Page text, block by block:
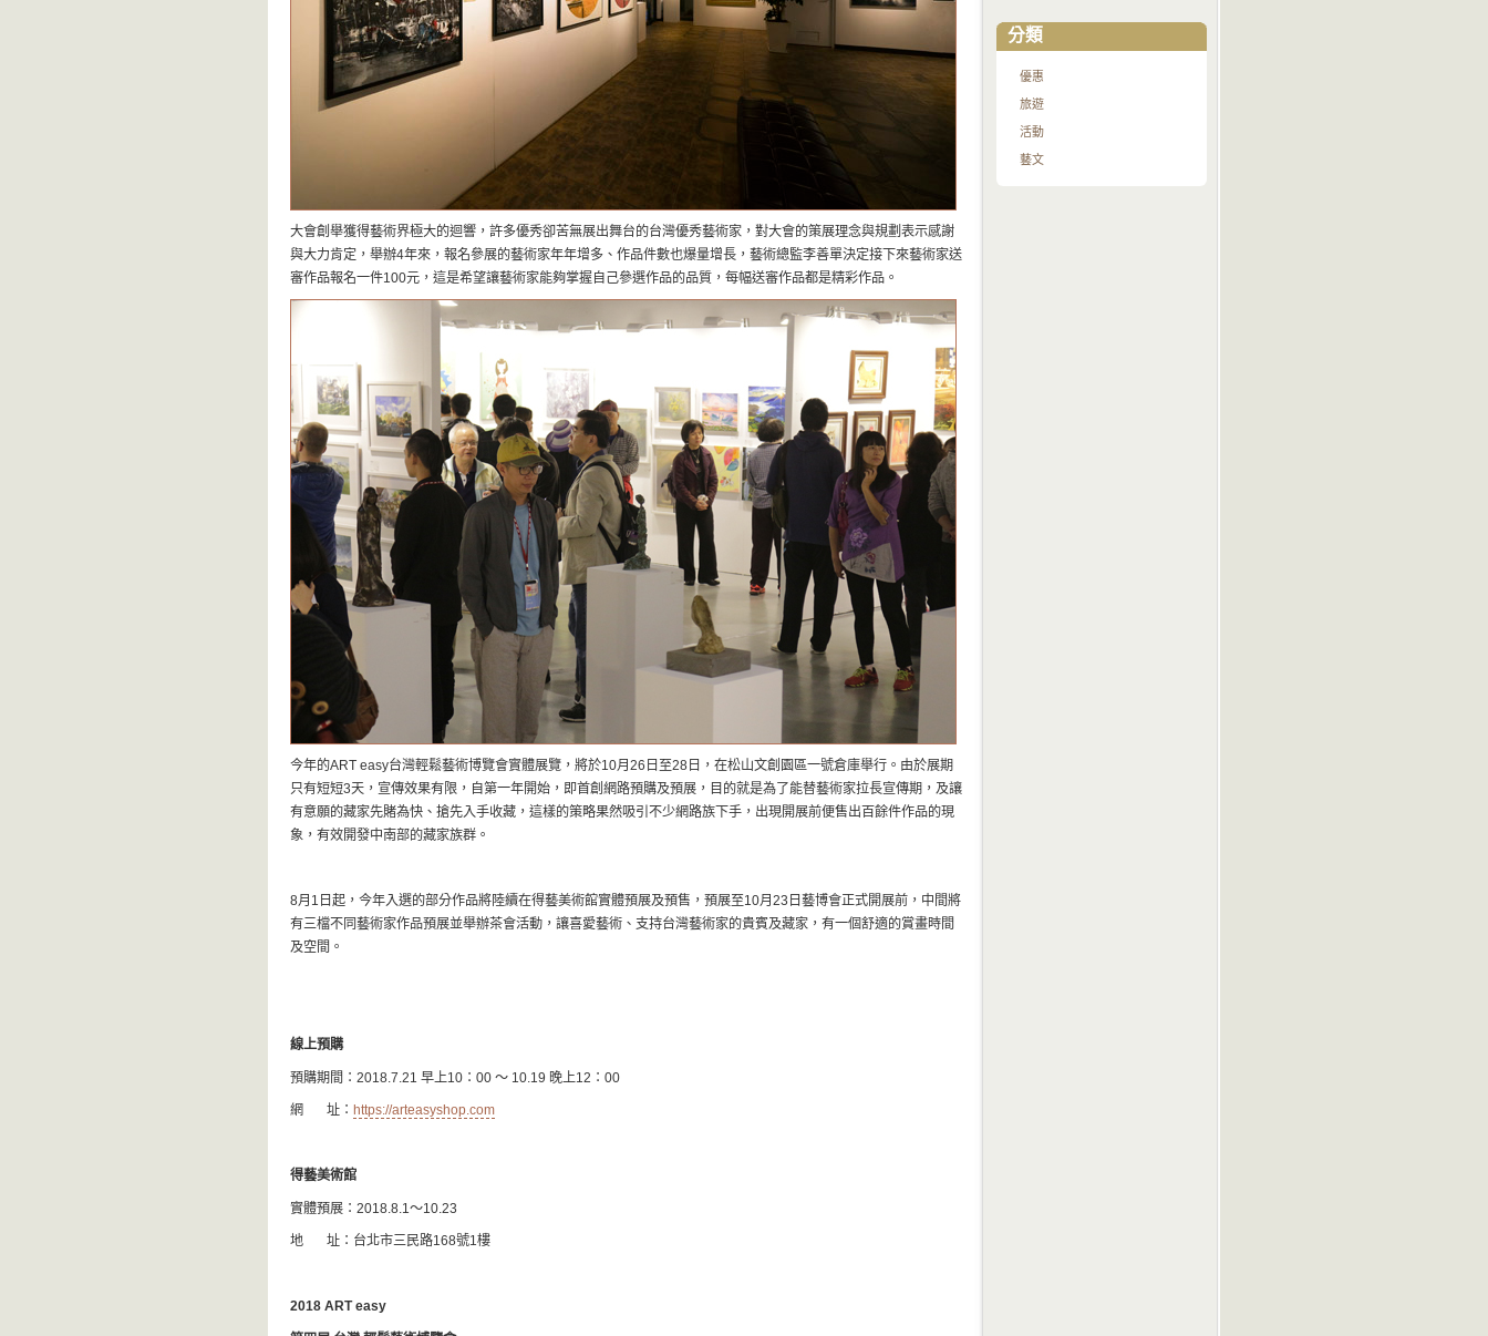
大會創舉獲得藝術界極大的迴響，許多優秀卻苦無展出舞台的台灣優秀藝術家，對大會的策展理念與規劃表示感謝
與大力肯定，舉辦4年來，報名參展的藝術家年年增多、作品件數也爆量增長，藝術總監李善單決定接下來藝術家送
審作品報名一件100元，這是希望讓藝術家能夠掌握自己參選作品的品質，每幅送審作品都是精彩作品。
今年的ART easy台灣輕鬆藝術博覽會實體展覽，將於10月26日至28日，在松山文創園區一號倉庫舉行。由於展期
只有短短3天，宣傳效果有限，自第一年開始，即首創網路預購及預展，目的就是為了能替藝術家拉長宣傳期，及讓
有意願的藏家先賭為快、搶先入手收藏，這樣的策略果然吸引不少網路族下手，出現開展前便售出百餘件作品的現
象，有效開發中南部的藏家族群。
8月1日起，今年入選的部分作品將陸續在得藝美術館實體預展及預售，預展至10月23日藝博會正式開展前，中間將
有三檔不同藝術家作品預展並舉辦茶會活動，讓喜愛藝術、支持台灣藝術家的貴賓及藏家，有一個舒適的賞畫時間
及空間。
線上預購
預購期間：2018.7.21 早上10：00 ～ 10.19 晚上12：00
網 址： https://arteasyshop.com
得藝美術館
實體預展：2018.8.1～10.23
地 址：台北市三民路168號1樓
2018 ART easy
分類
優惠
旅遊
活動
藝文